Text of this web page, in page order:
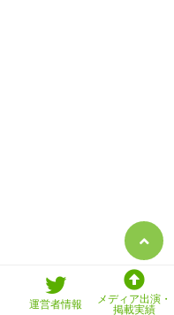
運営者情報
メディア出演・
掲載実績